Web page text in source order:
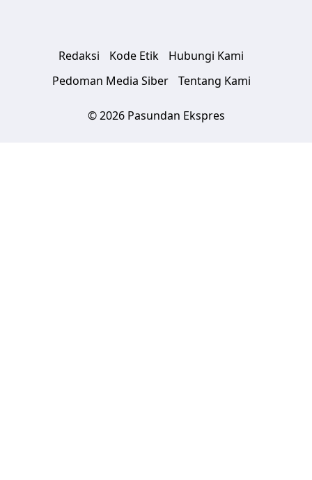
Redaksi Kode Etik
Hubungi Kami
Pedoman Media Siber
Tentang Kami
© 2026 Pasundan Ekspres